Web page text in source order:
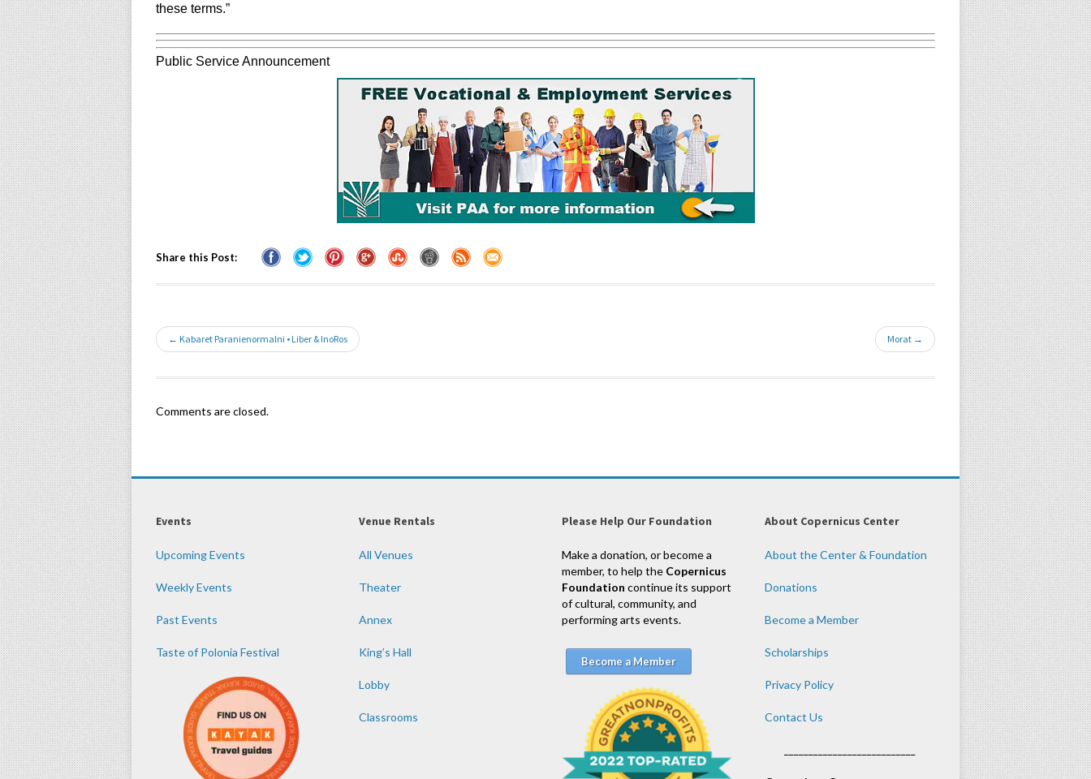
these terms.”
Public Service Announcement
Share this Post:
← Kabaret Paranienormalni • Liber & InoRos Morat →
Comments are closed.
Events
Upcoming Events
Weekly Events
Past Events
Taste of Polonia Festival
Venue Rentals
All Venues
Theater
Annex
King’s Hall
Lobby
Classrooms
Please Help Our Foundation
Make a donation, or become a
member, to help the Copernicus
Foundation continue its support
of cultural, community, and
performing arts events.
Become a Member
About Copernicus Center
About the Center & Foundation
Donations
Become a Member
Scholarships
Privacy Policy
Contact Us